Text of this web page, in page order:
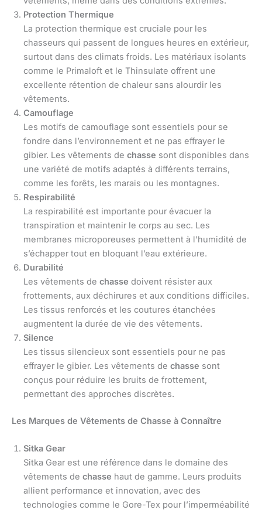
Protection Thermique
La protection thermique est cruciale pour les
chasseurs qui passent de longues heures en extérieur,
surtout dans des climats froids. Les matériaux isolants
comme le Primaloft et le Thinsulate offrent une
excellente rétention de chaleur sans alourdir les
vêtements.
Camouflage
Les motifs de camouflage sont essentiels pour se
fondre dans l’environnement et ne pas effrayer le
gibier. Les vêtements de chasse sont disponibles dans
une variété de motifs adaptés à différents terrains,
comme les forêts, les marais ou les montagnes.
Respirabilité
La respirabilité est importante pour évacuer la
transpiration et maintenir le corps au sec. Les
membranes microporeuses permettent à l’humidité de
s’échapper tout en bloquant l’eau extérieure.
Durabilité
Les vêtements de chasse doivent résister aux
frottements, aux déchirures et aux conditions difficiles.
Les tissus renforcés et les coutures étanchées
augmentent la durée de vie des vêtements.
Silence
Les tissus silencieux sont essentiels pour ne pas
effrayer le gibier. Les vêtements de chasse sont
conçus pour réduire les bruits de frottement,
permettant des approches discrètes.
Les Marques de Vêtements de Chasse à Connaître
Sitka Gear
Sitka Gear est une référence dans le domaine des
vêtements de chasse haut de gamme. Leurs produits
allient performance et innovation, avec des
technologies comme le Gore-Tex pour l’imperméabilité